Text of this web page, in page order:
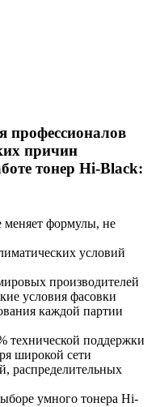
профессионалов
причин
тонер Hi-Black:
меняет формулы, не
условий
производителей
условия фасовки
каждой партии
технической поддержки
широкой сети
распределительных
умного тонера Hi-